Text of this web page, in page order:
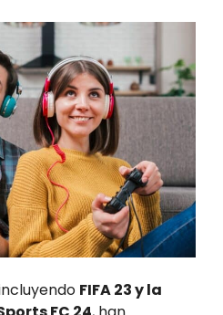
FIFA 23 y la